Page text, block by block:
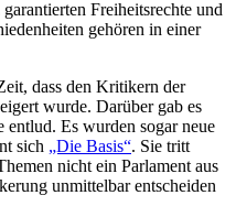
Freiheitsrechte und
gehören in einer
dass den Kritikern der
wurde. Darüber gab es
Es wurden sogar neue
sich „Die Basis“. Sie tritt
nicht ein Parlament aus
unmittelbar entscheiden